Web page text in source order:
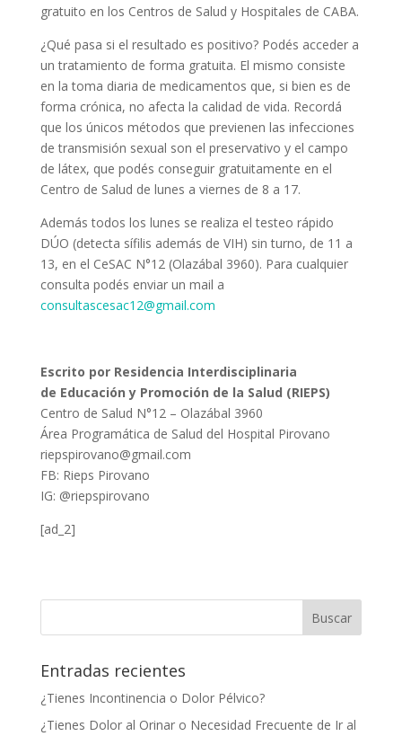
gratuito en los Centros de Salud y Hospitales de CABA.
¿Qué pasa si el resultado es positivo? Podés acceder a
un tratamiento de forma gratuita. El mismo consiste
en la toma diaria de medicamentos que, si bien es de
forma crónica, no afecta la calidad de vida. Recordá
que los únicos métodos que previenen las infecciones
de transmisión sexual son el preservativo y el campo
de látex, que podés conseguir gratuitamente en el
Centro de Salud de lunes a viernes de 8 a 17.
Además todos los lunes se realiza el testeo rápido
DÚO (detecta sífilis además de VIH) sin turno, de 11 a
13, en el CeSAC N°12 (Olazábal 3960). Para cualquier
consulta podés enviar un mail a
consultascesac12@gmail.com
Escrito por Residencia Interdisciplinaria
de Educación y Promoción de la Salud (RIEPS)
Centro de Salud N°12 – Olazábal 3960
Área Programática de Salud del Hospital Pirovano
riepspirovano@gmail.com
FB: Rieps Pirovano
IG: @riepspirovano
[ad_2]
Entradas recientes
¿Tienes Incontinencia o Dolor Pélvico?
¿Tienes Dolor al Orinar o Necesidad Frecuente de Ir al